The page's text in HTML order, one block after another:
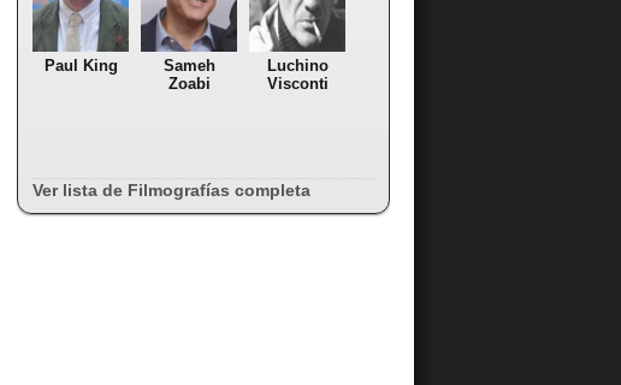
Paul King
Sameh
Zoabi
Luchino
Visconti
Ver lista de Filmografías completa